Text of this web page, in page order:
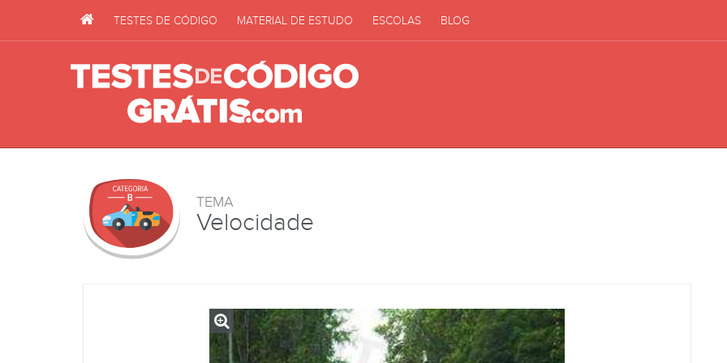
TESTES DE CÓDIGO MATERIAL DE ESTUDO ESCOLAS BLOG
TEMA
Velocidade